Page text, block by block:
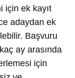
için ek kayıt
adaydan ek
Başvuru
ay arasında
için